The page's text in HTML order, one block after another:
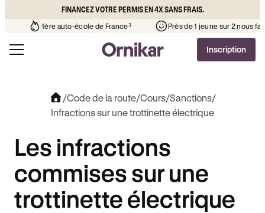
FINANCEZ VOTRE PERMIS EN 4X SANS FRAIS.
que l’auto-école de votre quartier¹ 1ère auto-école de France³
Inscription
/Code de la route/Cours/Sanctions/
Infractions sur une trottinette électrique
Les infractions
commises sur une
trottinette électrique